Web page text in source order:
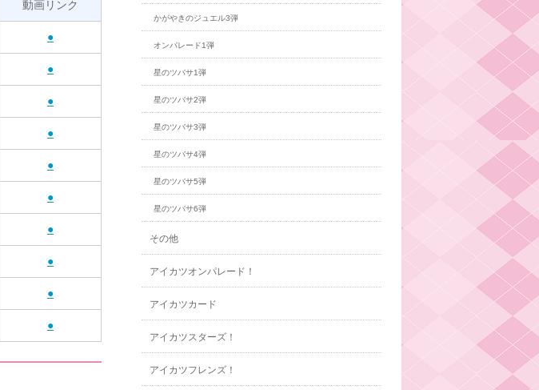
動画リンク
●
●
●
●
●
●
●
●
●
●
かがやきのジュエル3弾
オンパレード1弾
星のツバサ1弾
星のツバサ2弾
星のツバサ3弾
星のツバサ4弾
星のツバサ5弾
星のツバサ6弾
その他
アイカツオンパレード！
アイカツカード
アイカツスターズ！
アイカツフレンズ！